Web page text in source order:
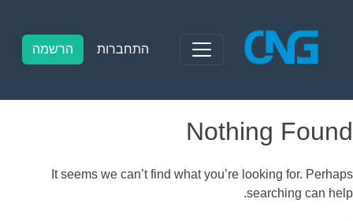
content
התחברות הרשמה
Nothing Found
It seems we can’t find what you’re looking for. Perhaps
searching can help.